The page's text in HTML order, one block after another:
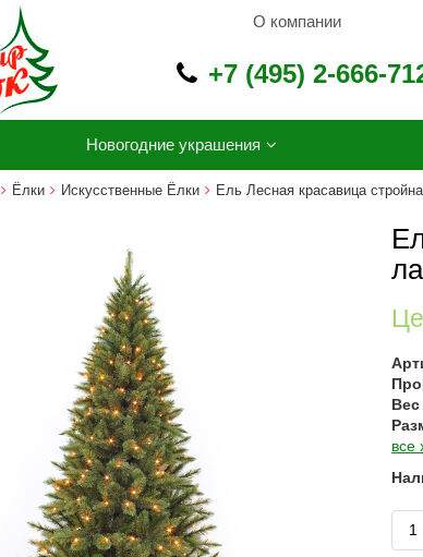
О компании
+7 (495) 2-666-
Новогодние украшения
Ёлки Искусственные Ёлки Ель Лесная красавица
Вес
все